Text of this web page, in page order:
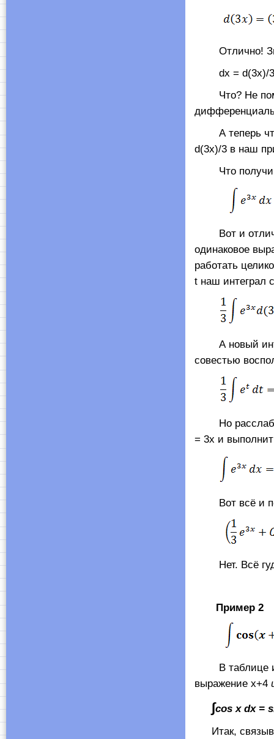
Отлично!
dx = d(3x)/
Что? Не
А теперь что
d(3x)/3 в наш
Что
Вот и
одинаковое
работать
t наш интеграл
А новый
совестью
Но
= 3x и
Вот всё и
Нет. Всё
Пример 2
В таблице
выражение х+4
∫cos x dx =
Итак,